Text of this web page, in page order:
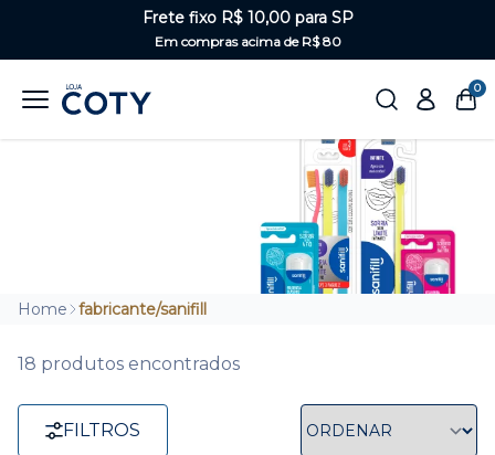
Frete fixo R$ 10,00 para SP
Em compras acima de R$ 80
0
Home fabricante/sanifill
18 produtos encontrados
FILTROS